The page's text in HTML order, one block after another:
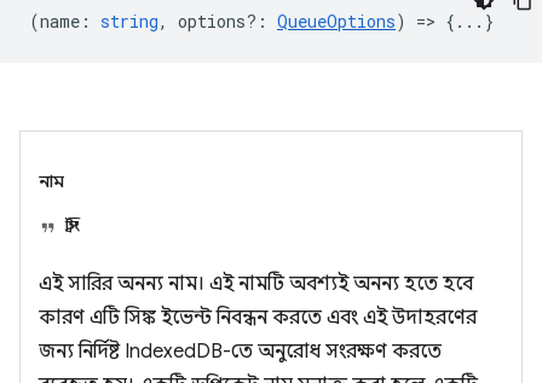
(name : string, options? : QueueOptions) => {...}
নাম
স্ট্রিং
এই সারির অনন্য নাম। এই নামটি অবশ্যই অনন্য হতে হবে
কারণ এটি সিঙ্ক ইভেন্ট নিবন্ধন করতে এবং এই উদাহরণের
জন্য নির্দিষ্ট IndexedDB-তে অনুরোধ সংরক্ষণ করতে